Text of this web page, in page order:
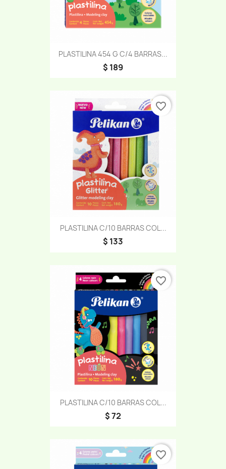
PLASTILINA 454 G C/4 BARRAS...
$ 189
PLASTILINA C/10 BARRAS COL...
$ 133
favorite_border
PLASTILINA C/10 BARRAS COL...
$ 72
favorite_border
favorite_border